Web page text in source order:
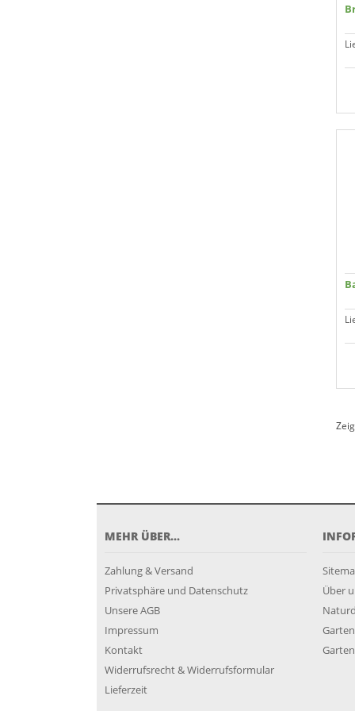
MEHR ÜBER...
Zahlung & Versand
Privatsphäre und Datenschutz
Unsere AGB
Impressum
Kontakt
Widerrufsrecht & Widerrufsformular
Lieferzeit
Über